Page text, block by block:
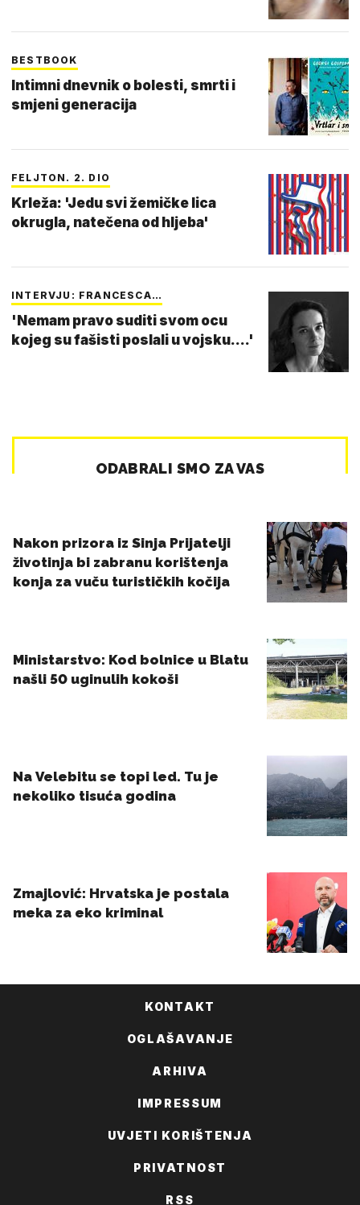
BESTBOOK
Intimni dnevnik o bolesti, smrti i
smjeni generacija
FELJTON. 2. DIO
Krleža: 'Jedu svi žemičke lica
okrugla, natečena od hljeba'
INTERVJU: FRANCESCA…
'Nemam pravo suditi svom ocu
kojeg su fašisti poslali u vojsku....'
KONTAKT
OGLAŠAVANJE
ARHIVA
IMPRESSUM
UVJETI KORIŠTENJA
PRIVATNOST
RSS